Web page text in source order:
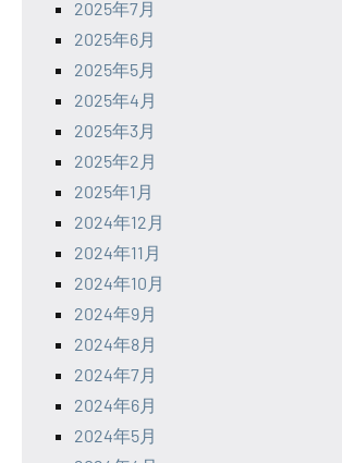
2025年7月
2025年6月
2025年5月
2025年4月
2025年3月
2025年2月
2025年1月
2024年12月
2024年11月
2024年10月
2024年9月
2024年8月
2024年7月
2024年6月
2024年5月